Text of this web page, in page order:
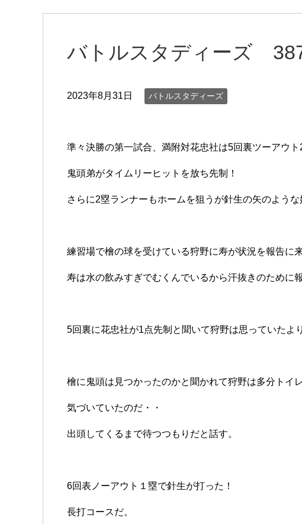
バトルスタディーズ
2023年8月31日 バトルスタディーズ
準々決勝の第一試合、満附対花忠社は5回裏ツーアウ
鬼頭弟がタイムリーヒットを放ち先制！
さらに2塁ランナーもホームを狙うが針生の矢のような
練習場で檜の球を受けている狩野に寿が状況を報告に来
寿は水の飲みすぎでむくんでいるから汗抜きのために
5回裏に花忠社が1点先制と聞いて狩野は思っていたよ
檜に鬼頭は見つかったのかと聞かれて狩野は多分トイ
気づいていたのだ・・
出頭してくるまで待つつもりだと話す。
6回表ノーアウト１塁で針生が打った！
長打コースだ。